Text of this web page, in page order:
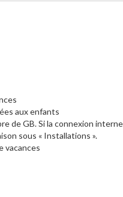
aux enfants
de GB. Si la connexion
sous « Installations ».
vacances